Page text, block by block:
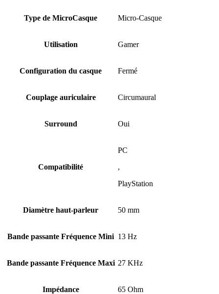
Type de MicroCasque Micro-Casque
Utilisation Gamer
Configuration du casque Fermé
Couplage auriculaire Circumaural
Surround Oui
Compatibilité
PC
,
PlayStation
Diamètre haut-parleur 50 mm
Bande passante Fréquence Mini 13 Hz
Bande passante Fréquence Maxi 27 KHz
Impédance 65 Ohm